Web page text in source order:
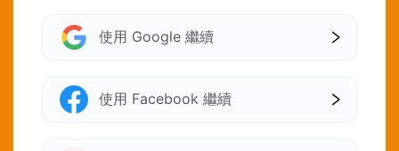
使用 Google 繼續
使用 Facebook 繼續